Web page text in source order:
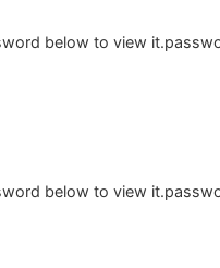
below to view
below to view